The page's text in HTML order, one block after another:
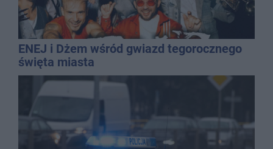
ENEJ i Dżem wśród gwiazd tegorocznego
święta miasta